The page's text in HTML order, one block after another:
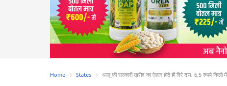
Home States आलू की सरकारी खरीद का ऐलान होते ही गिरे दाम, 6.5 रुपये किलो